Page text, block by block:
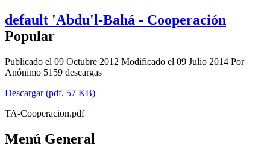
default 'Abdu'l-Bahá - Cooperación
Popular
Publicado el 09 Octubre 2012 Modificado el 09 Julio 2014 Por
Anónimo 5159 descargas
Descargar(pdf, 57 KB)
TA-Cooperacion.pdf
Menú General